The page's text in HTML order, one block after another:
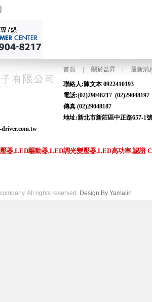
首頁 關於益昇|最新消
聯絡人:陳
電話:(02)29048217
傳真 (02)29048187
地址:新北市新莊區中正
driver.com.tw
器,LED驅動器,LED調光變壓器,LED高功率,認證
All rights reserved. Design By Yamalin